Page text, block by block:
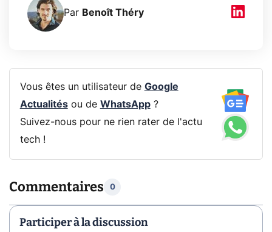
Par Benoît Théry
Vous êtes un utilisateur de Google
Actualitésou de WhatsApp?
Suivez-nous pour ne rien rater de l'actu
tech !
Commentaires 0
Participer à la discussion